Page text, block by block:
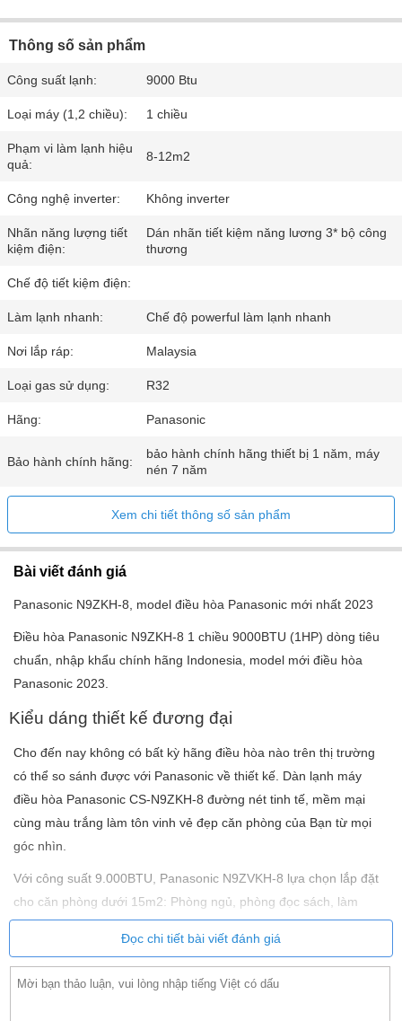
Thông số sản phẩm
Công suất lạnh: 9000 Btu
Loại máy (1,2 chiều): 1 chiều
Phạm vi làm lạnh hiệu
quả:
8-12m2
Công nghệ inverter: Không inverter
Nhãn năng lượng tiết
kiệm điện:
Dán nhãn tiết kiệm năng lương 3* bộ công
thương
Chế độ tiết kiệm điện:
Làm lạnh nhanh: Chế độ powerful làm lạnh nhanh
Nơi lắp ráp: Malaysia
Loại gas sử dụng: R32
Hãng: Panasonic
Bảo hành chính hãng:
bảo hành chính hãng thiết bị 1 năm, máy
nén 7 năm
Xem chi tiết thông số sản phẩm
Bài viết đánh giá
Panasonic N9ZKH-8, model điều hòa Panasonic mới nhất 2023
Điều hòa Panasonic N9ZKH-8 1 chiều 9000BTU (1HP) dòng tiêu
chuẩn, nhập khẩu chính hãng Indonesia, model mới điều hòa
Panasonic 2023.
Kiểu dáng thiết kế đương đại
Cho đến nay không có bất kỳ hãng điều hòa nào trên thị trường
có thể so sánh được với Panasonic về thiết kế. Dàn lạnh máy
điều hòa Panasonic CS-N9ZKH-8 đường nét tinh tế, mềm mại
cùng màu trắng làm tôn vinh vẻ đẹp căn phòng của Bạn từ mọi
góc nhìn.
Với công suất 9.000BTU, Panasonic N9ZVKH-8 lựa chọn lắp đặt
cho căn phòng dưới 15m2: Phòng ngủ, phòng đọc sách, làm
việc…
Làm lạnh siêu nhanh
Đọc chi tiết bài viết đánh giá